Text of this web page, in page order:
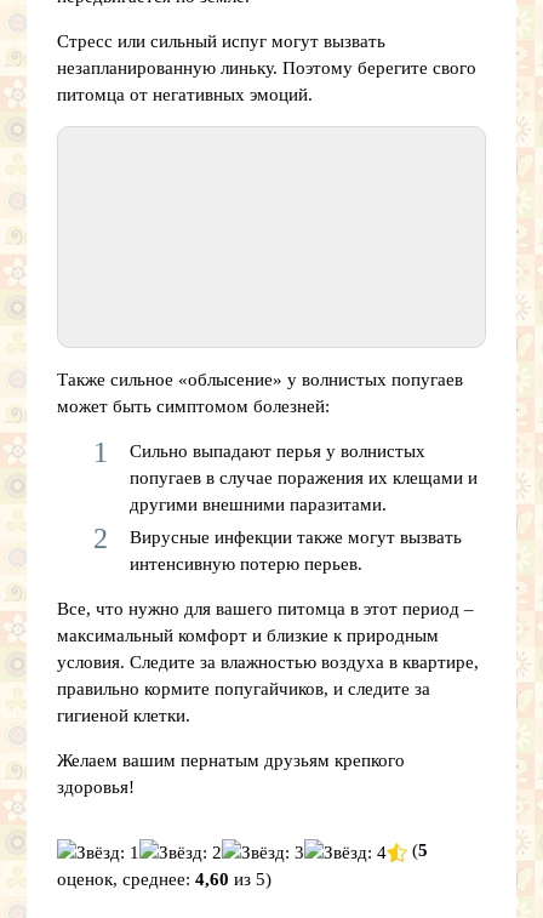
Стресс или сильный испуг могут вызвать
незапланированную линьку. Поэтому берегите свого
питомца от негативных эмоций.
Также сильное «облысение» у волнистых попугаев
может быть симптомом болезней:
Сильно выпадают перья у волнистых
попугаев в случае поражения их клещами и
другими внешними паразитами.
Вирусные инфекции также могут вызвать
интенсивную потерю перьев.
Все, что нужно для вашего питомца в этот период –
максимальный комфорт и близкие к природным
условия. Следите за влажностью воздуха в квартире,
правильно кормите попугайчиков, и следите за
гигиеной клетки.
Желаем вашим пернатым друзьям крепкого
здоровья!
(5
оценок, среднее:4,60 из 5)